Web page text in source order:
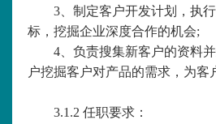
3、制定客户开发计划，执
标，挖掘企业深度合作的机会;
4、负责搜集新客户的资料
户挖掘客户对产品的需求，为客
3.1.2 任职要求：